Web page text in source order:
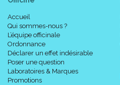
Accueil
Qui sommes-nous ?
L’équipe officinale
Ordonnance
Déclarer un effet indésirable
Poser une question
Laboratoires & Marques
Promotions